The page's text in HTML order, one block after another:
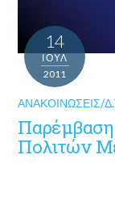
14
ΙΟΎΛ
2011
ΑΝΑΚΟΙΝΏΣΕΙΣ/
Πολιτών